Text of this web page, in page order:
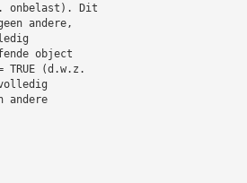
onbelast). Dit
andere,
object
(d.w.z.
andere